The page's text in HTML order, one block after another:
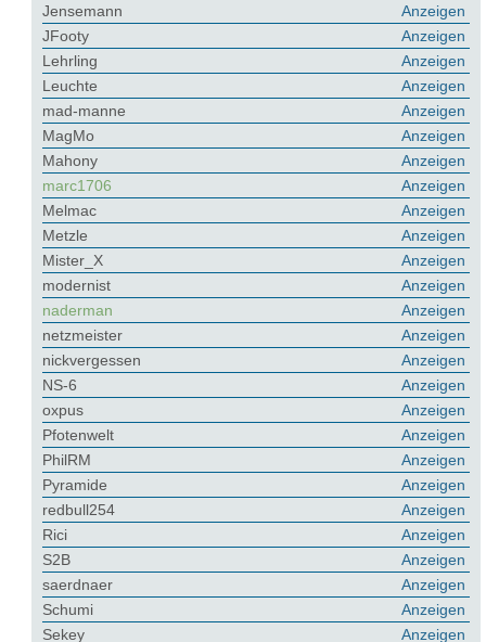
Anzeigen
Jensemann
Anzeigen
JFooty
Anzeigen
Lehrling
Anzeigen
Leuchte
Anzeigen
mad-manne
Anzeigen
MagMo
Anzeigen
Mahony
Anzeigen
marc1706
Anzeigen
Melmac
Anzeigen
Metzle
Anzeigen
Mister_X
Anzeigen
modernist
Anzeigen
naderman
Anzeigen
netzmeister
Anzeigen
nickvergessen
Anzeigen
NS-6
Anzeigen
oxpus
Anzeigen
Pfotenwelt
Anzeigen
PhilRM
Anzeigen
Pyramide
Anzeigen
redbull254
Anzeigen
Rici
Anzeigen
S2B
Anzeigen
saerdnaer
Anzeigen
Schumi
Anzeigen
Sekey